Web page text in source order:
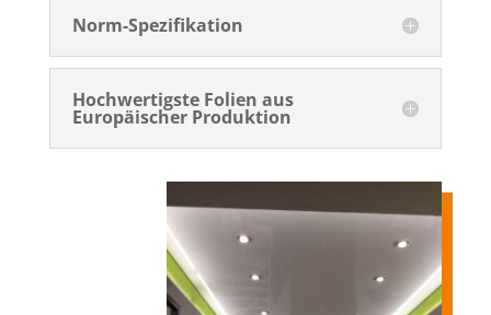
Norm-Spezifikation
Hochwertigste Folien aus
Europäischer Produktion